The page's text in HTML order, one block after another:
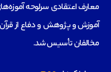
آموزش و پژوهش و دفاع از
مخالفان تأسیس شد.